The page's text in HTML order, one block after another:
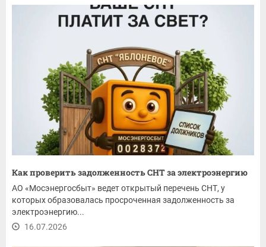
Как проверить задолженность СНТ за электроэнергию
АО «Мосэнергосбыт» ведет открытый перечень СНТ, у
которых образовалась просроченная задолженность за
электроэнергию...
16.07.2026